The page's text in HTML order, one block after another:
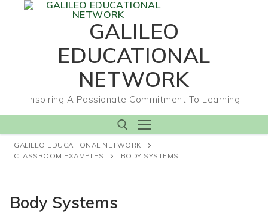
GALILEO
EDUCATIONAL
NETWORK
Inspiring A Passionate Commitment To Learning
GALILEO EDUCATIONAL NETWORK
CLASSROOM EXAMPLES
BODY SYSTEMS
Body Systems